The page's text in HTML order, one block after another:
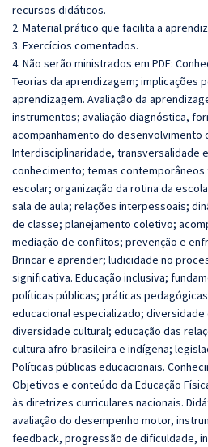
recursos didáticos.
2. Material prático que facilita a
3. Exercícios comentados.
4. Não serão ministrados em PDF:
Teorias da aprendizagem; implicações
aprendizagem. Avaliação da
instrumentos; avaliação diagnóstica,
acompanhamento do desenvolvimento
Interdisciplinaridade, transversalidade
conhecimento; temas contemporâneos
escolar; organização da rotina da
sala de aula; relações interpessoais;
de classe; planejamento coletivo;
mediação de conflitos; prevenção e
Brincar e aprender; ludicidade no
significativa. Educação inclusiva;
políticas públicas; práticas
educacional especializado; diversidade
diversidade cultural; educação das
cultura afro-brasileira e indígena;
Políticas públicas educacionais.
Objetivos e conteúdo da Educação
às diretrizes curriculares nacionais.
avaliação do desempenho motor,
feedback, progressão de dificuldade,